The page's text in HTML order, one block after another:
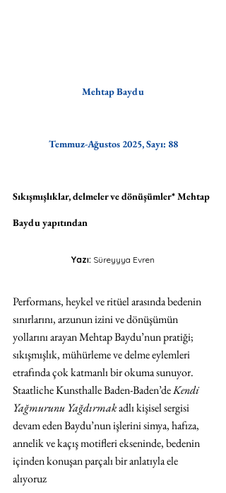
Mehtap Baydu
Temmuz-Ağustos 2025, Sayı: 88
Sıkışmışlıklar, delmeler ve dönüşümler* Mehtap
Baydu yapıtından
Yazı: Süreyyya Evren
Performans, heykel ve ritüel arasında bedenin
sınırlarını, arzunun izini ve dönüşümün
yollarını arayan Mehtap Baydu’nun pratiği;
sıkışmışlık, mühürleme ve delme eylemleri
etrafında çok katmanlı bir okuma sunuyor.
Staatliche Kunsthalle Baden-Baden’de Kendi
Yağmurunu Yağdırmak adlı kişisel sergisi
devam eden Baydu’nun işlerini simya, hafıza,
annelik ve kaçış motifleri ekseninde, bedenin
içinden konuşan parçalı bir anlatıyla ele
alıyoruz